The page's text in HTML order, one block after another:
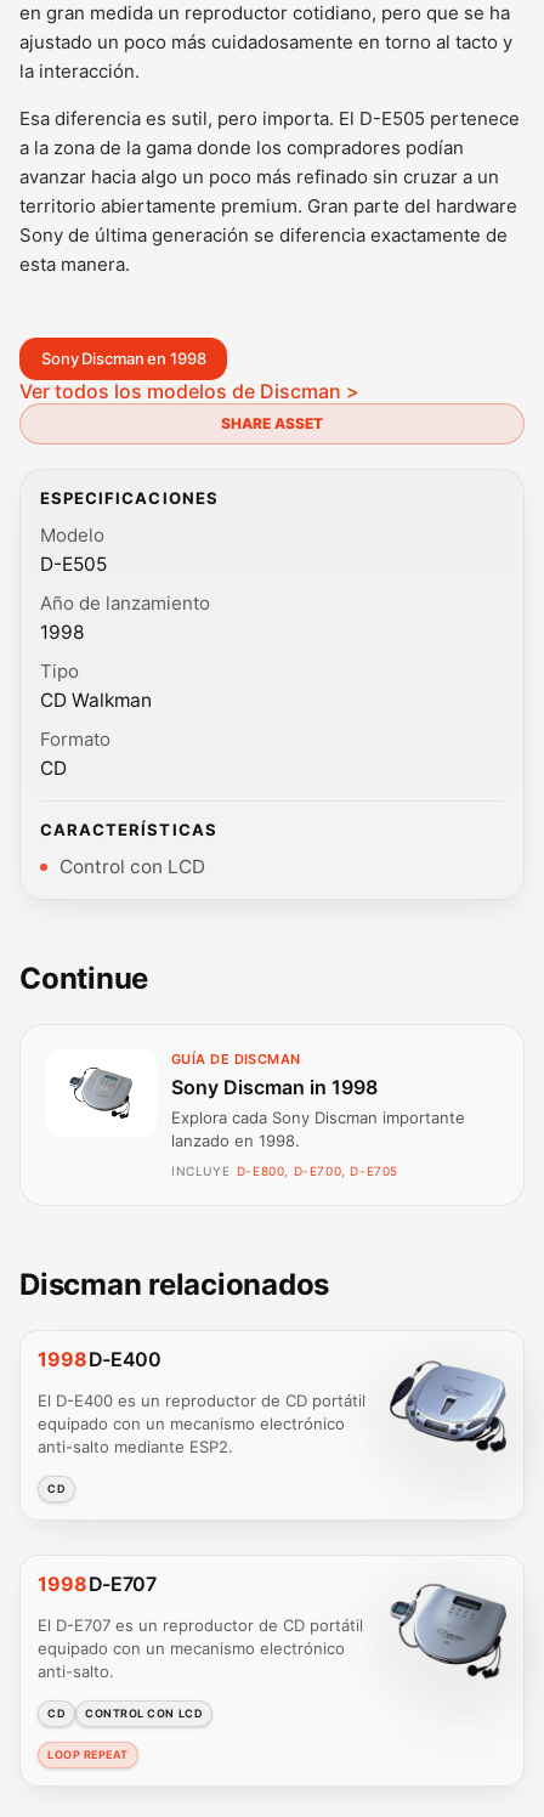
en gran medida un reproductor cotidiano, pero que se ha
ajustado un poco más cuidadosamente en torno al tacto y
la interacción.
Esa diferencia es sutil, pero importa. El D-E505 pertenece
a la zona de la gama donde los compradores podían
avanzar hacia algo un poco más refinado sin cruzar a un
territorio abiertamente premium. Gran parte del hardware
Sony de última generación se diferencia exactamente de
esta manera.
Sony Discman en 1998
Ver todos los modelos de Discman >
SHARE ASSET
ESPECIFICACIONES
Modelo
D-E505
Año de lanzamiento
1998
Tipo
CD Walkman
Formato
CD
CARACTERÍSTICAS
Control con LCD
Continue
GUÍA DE DISCMAN
Sony Discman in 1998
Explora cada Sony Discman importante
lanzado en 1998.
INCLUYE D-E800, D-E700, D-E705
Discman relacionados
1998D-E400
El D-E400 es un reproductor de CD portátil
equipado con un mecanismo electrónico
anti-salto mediante ESP2.
CD
1998D-E707
El D-E707 es un reproductor de CD portátil
equipado con un mecanismo electrónico
anti-salto.
CD CONTROL CON LCD
LOOP REPEAT